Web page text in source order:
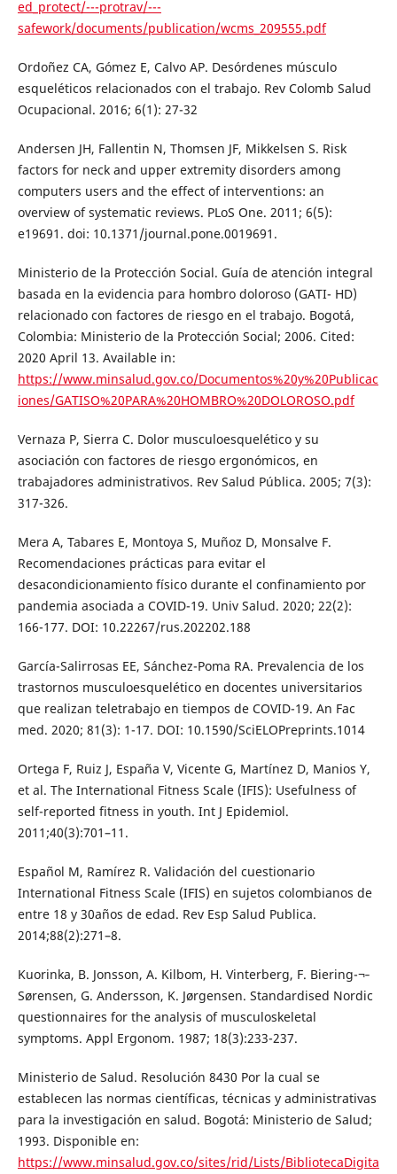
ed_protect/---protrav/---
safework/documents/publication/wcms_209555.pdf
Ordoñez CA, Gómez E, Calvo AP. Desórdenes músculo
esqueléticos relacionados con el trabajo. Rev Colomb Salud
Ocupacional. 2016; 6(1): 27-32
Andersen JH, Fallentin N, Thomsen JF, Mikkelsen S. Risk
factors for neck and upper extremity disorders among
computers users and the effect of interventions: an
overview of systematic reviews. PLoS One. 2011; 6(5):
e19691. doi: 10.1371/journal.pone.0019691.
Ministerio de la Protección Social. Guía de atención integral
basada en la evidencia para hombro doloroso (GATI- HD)
relacionado con factores de riesgo en el trabajo. Bogotá,
Colombia: Ministerio de la Protección Social; 2006. Cited:
2020 April 13. Available in:
https://www.minsalud.gov.co/Documentos%20y%20Publicac
iones/GATISO%20PARA%20HOMBRO%20DOLOROSO.pdf
Vernaza P, Sierra C. Dolor musculoesquelético y su
asociación con factores de riesgo ergonómicos, en
trabajadores administrativos. Rev Salud Pública. 2005; 7(3):
317-326.
Mera A, Tabares E, Montoya S, Muñoz D, Monsalve F.
Recomendaciones prácticas para evitar el
desacondicionamiento físico durante el confinamiento por
pandemia asociada a COVID-19. Univ Salud. 2020; 22(2):
166-177. DOI: 10.22267/rus.202202.188
García-Salirrosas EE, Sánchez-Poma RA. Prevalencia de los
trastornos musculoesquelético en docentes universitarios
que realizan teletrabajo en tiempos de COVID-19. An Fac
med. 2020; 81(3): 1-17. DOI: 10.1590/SciELOPreprints.1014
Ortega F, Ruiz J, España V, Vicente G, Martínez D, Manios Y,
et al. The International Fitness Scale (IFIS): Usefulness of
self-reported fitness in youth. Int J Epidemiol.
2011;40(3):701–11.
Español M, Ramírez R. Validación del cuestionario
International Fitness Scale (IFIS) en sujetos colombianos de
entre 18 y 30años de edad. Rev Esp Salud Publica.
2014;88(2):271–8.
Kuorinka, B. Jonsson, A. Kilbom, H. Vinterberg, F. Biering-¬‐
Sørensen, G. Andersson, K. Jørgensen. Standardised Nordic
questionnaires for the analysis of musculoskeletal
symptoms. Appl Ergonom. 1987; 18(3):233-237.
Ministerio de Salud. Resolución 8430 Por la cual se
establecen las normas científicas, técnicas y administrativas
para la investigación en salud. Bogotá: Ministerio de Salud;
1993. Disponible en:
https://www.minsalud.gov.co/sites/rid/Lists/BibliotecaDigita